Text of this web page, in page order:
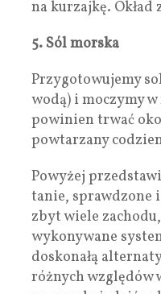
na kurzajkę.
5. Sól morska
Przygotowujemy
wodą) i moczymy
powinien trwać
powtarzany
Powyżej
tanie, sprawdzone
zbyt wiele
wykonywane
doskonałą
różnych względów